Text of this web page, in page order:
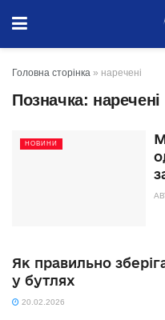
Головна сторінка » наречені
Позначка: наречені
НОВИНИ
Як правильно
у бутлях
20.02.2026